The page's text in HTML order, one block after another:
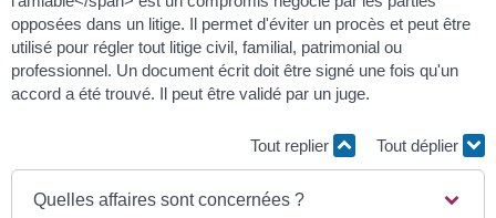
opposées dans un litige. Il permet d'éviter un procès et peut être
utilisé pour régler tout litige civil, familial, patrimonial ou
professionnel. Un document écrit doit être signé une fois qu'un
accord a été trouvé. Il peut être validé par un juge.
Tout replier Tout déplier
Quelles affaires sont concernées ?